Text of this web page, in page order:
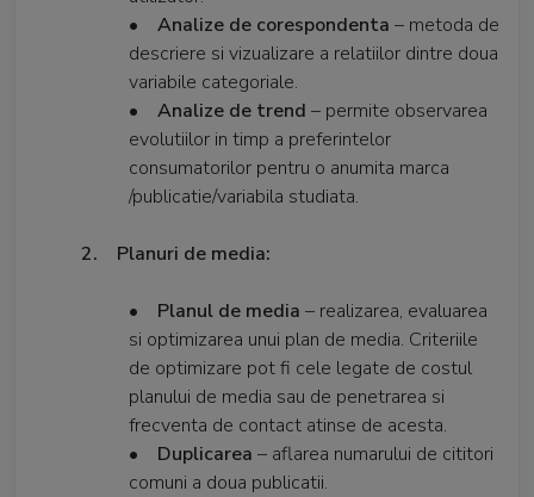
• Analize de corespondenta – metoda de
descriere si vizualizare a relatiilor dintre doua
variabile categoriale.
• Analize de trend – permite observarea
evolutiilor in timp a preferintelor
consumatorilor pentru o anumita marca
/publicatie/variabila studiata.
2. Planuri de media:
• Planul de media – realizarea, evaluarea
si optimizarea unui plan de media. Criteriile
de optimizare pot fi cele legate de costul
planului de media sau de penetrarea si
frecventa de contact atinse de acesta.
• Duplicarea – aflarea numarului de cititori
comuni a doua publicatii.